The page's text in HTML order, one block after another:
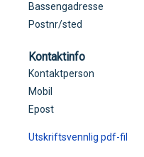
Bassengadresse
Postnr/sted
Kontaktinfo
Kontaktperson
Mobil
Epost
Utskriftsvennlig pdf-fil